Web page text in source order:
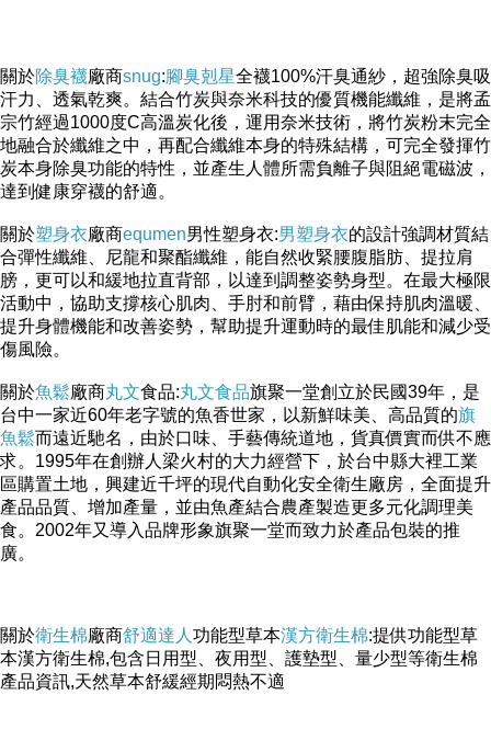
關於除臭襪廠商snug:腳臭剋星全襪100%汗臭通紗，超強除臭吸
汗力、透氣乾爽。結合竹炭與奈米科技的優質機能纖維，是將孟
宗竹經過1000度C高溫炭化後，運用奈米技術，將竹炭粉末完全
地融合於纖維之中，再配合纖維本身的特殊結構，可完全發揮竹
炭本身除臭功能的特性，並產生人體所需負離子與阻絕電磁波，
達到健康穿襪的舒適。
關於塑身衣廠商equmen男性塑身衣:男塑身衣的設計強調材質結
合彈性纖維、尼龍和聚酯纖維，能自然收緊腰腹脂肪、提拉肩
膀，更可以和緩地拉直背部，以達到調整姿勢身型。在最大極限
活動中，協助支撐核心肌肉、手肘和前臂，藉由保持肌肉溫暖、
提升身體機能和改善姿勢，幫助提升運動時的最佳肌能和減少受
傷風險。
關於魚鬆廠商丸文食品:丸文食品旗聚一堂創立於民國39年，是
台中一家近60年老字號的魚香世家，以新鮮味美、高品質的旗
魚鬆而遠近馳名，由於口味、手藝傳統道地，貨真價實而供不應
求。1995年在創辦人梁火村的大力經營下，於台中縣大裡工業
區購置土地，興建近千坪的現代自動化安全衛生廠房，全面提升
產品品質、增加產量，並由魚產結合農產製造更多元化調理美
食。2002年又導入品牌形象旗聚一堂而致力於產品包裝的推
廣。
關於衛生棉廠商舒適達人 功能型草本漢方衛生棉:提供功能型草
本漢方衛生棉,包含日用型、夜用型、護墊型、量少型等衛生棉
產品資訊,天然草本舒緩經期悶熱不適